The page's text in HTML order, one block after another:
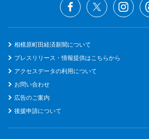
相模原町田経済新聞について
プレスリリース・情報提供はこちらから
アクセスデータの利用について
お問い合わせ
広告のご案内
後援申請について